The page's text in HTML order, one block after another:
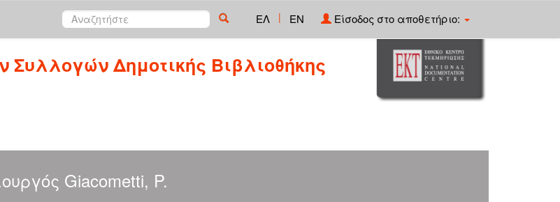
ΕΛ | EN Είσοδος στο αποθετήριο:
Συλλογών Δημοτικής Βιβλιοθήκης
Giacometti, P.